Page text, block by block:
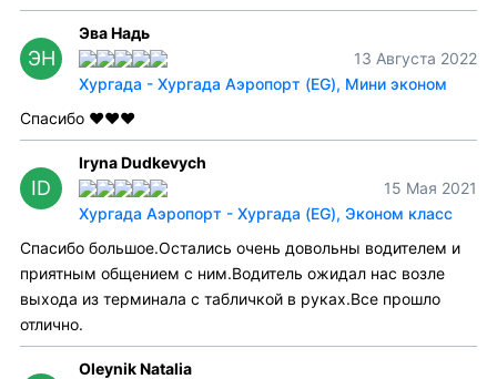
ЭН
Эва Надь
13 Августа 2022
Хургада - Хургада Аэропорт (EG), Мини эконом
Спасибо ❤️❤️❤️
ID
Iryna Dudkevych
15 Мая 2021
Хургада Аэропорт - Хургада (EG), Эконом класс
Спасибо большое.Остались очень довольны водителем и
приятным общением с ним.Водитель ожидал нас возле
выхода из терминала с табличкой в руках.Все прошло
отлично.
Oleynik Natalia